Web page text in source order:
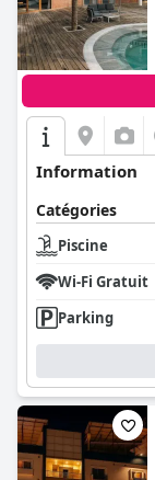
Information
Catégories
Piscine
Wi-Fi Gratuit
Parking